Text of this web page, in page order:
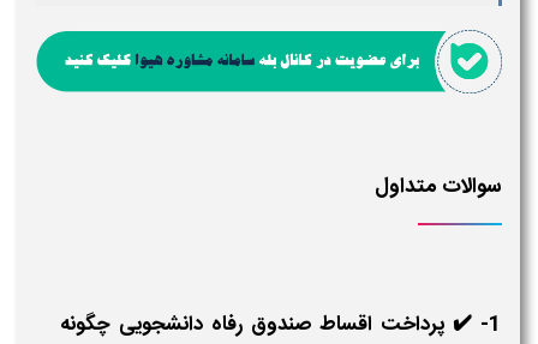
سوالات متداول
1- ✔️ پرداخت اقساط صندوق رفاه دانشجویی چگونه